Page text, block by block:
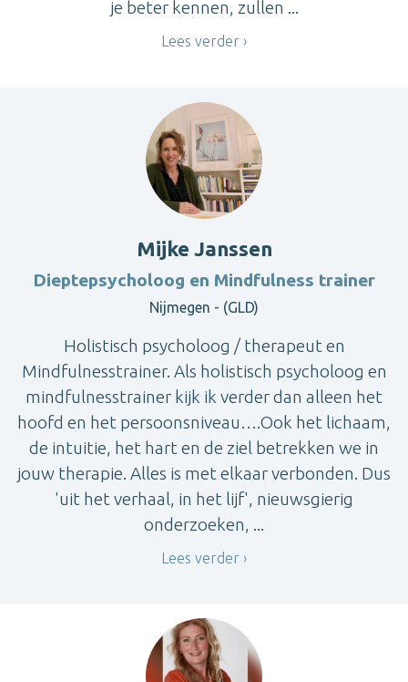
je beter kennen, zullen ...
Lees verder
Mijke Janssen
Dieptepsycholoog en Mindfulness trainer
Nijmegen - (GLD)
Holistisch psycholoog / therapeut en
Mindfulnesstrainer. Als holistisch psycholoog en
mindfulnesstrainer kijk ik verder dan alleen het
hoofd en het persoonsniveau….Ook het lichaam,
de intuitie, het hart en de ziel betrekken we in
jouw therapie. Alles is met elkaar verbonden. Dus
'uit het verhaal, in het lijf', nieuwsgierig
onderzoeken, ...
Lees verder